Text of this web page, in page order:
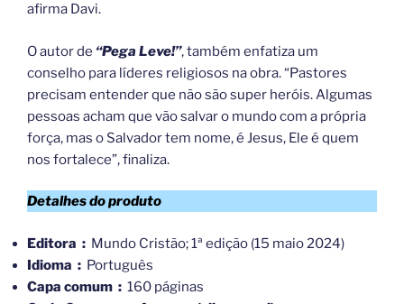
afirma Davi.
O autor de “Pega Leve!”, também enfatiza um
conselho para líderes religiosos na obra. “Pastores
precisam entender que não são super heróis. Algumas
pessoas acham que vão salvar o mundo com a própria
força, mas o Salvador tem nome, é Jesus, Ele é quem
nos fortalece”, finaliza.
Detalhes do produto
Editora ‏ : ‎ Mundo Cristão; 1ª edição (15 maio 2024)
Idioma ‏ : ‎ Português
Capa comum ‏ : ‎ 160 páginas